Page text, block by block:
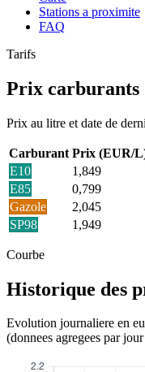
Stations a proximite
FAQ
Tarifs
Prix carburants
Prix au litre et date de
Carburant Prix (EUR/
E10
1,849
E85
0,799
Gazole
2,045
SP98
1,949
Courbe
Historique des
Evolution journaliere en
(donnees agregees par